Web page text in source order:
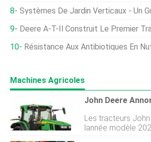
Systèmes De Jardin Verticaux - Un
Deere A-T-Il Construit Le Premier
Résistance Aux Antibiotiques En
Machines Agricoles
Les tracteurs
lannée modèle
disponibles dans